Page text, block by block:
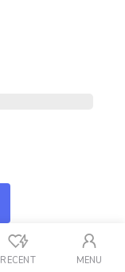
RECENT MENU